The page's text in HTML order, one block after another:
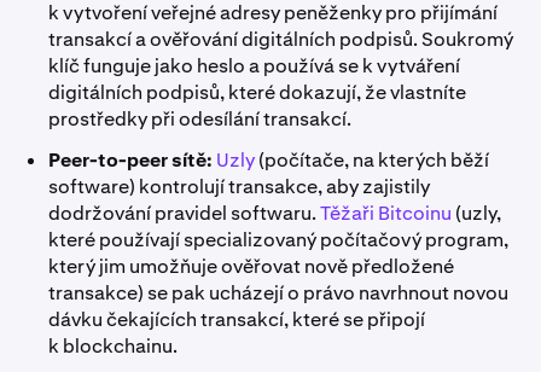
k vytvoření veřejné adresy peněženky pro přijímání
transakcí a ověřování digitálních podpisů. Soukromý
klíč funguje jako heslo a používá se k vytváření
digitálních podpisů, které dokazují, že vlastníte
prostředky při odesílání transakcí.
Peer-to-peer sítě: Uzly(počítače, na kterých běží
software) kontrolují transakce, aby zajistily
dodržování pravidel softwaru.Těžaři Bitcoinu (uzly,
které používají specializovaný počítačový program,
který jim umožňuje ověřovat nově předložené
transakce) se pak ucházejí o právo navrhnout novou
dávku čekajících transakcí, které se připojí
k blockchainu.